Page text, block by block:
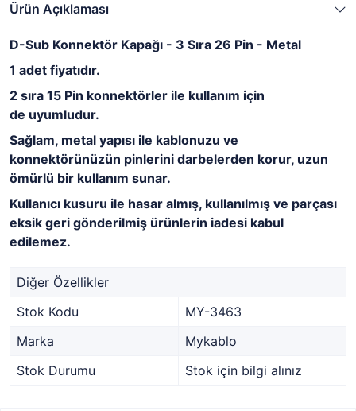
Ürün Açıklaması
D-Sub Konnektör Kapağı - 3 Sıra 26 Pin - Metal
1 adet fiyatıdır.
2 sıra 15 Pin konnektörler ile kullanım için
de uyumludur.
Sağlam, metal yapısı ile kablonuzu ve
konnektörünüzün pinlerini darbelerden korur, uzun
ömürlü bir kullanım sunar.
Kullanıcı kusuru ile hasar almış, kullanılmış ve parçası
eksik geri gönderilmiş ürünlerin iadesi kabul
edilemez.
Diğer Özellikler
Stok Kodu
MY-3463
Marka
Mykablo
Stok Durumu
Stok için bilgi alınız